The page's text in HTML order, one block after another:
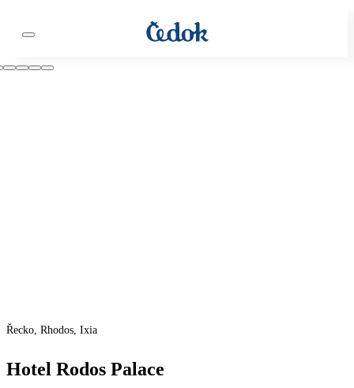
Řecko, Rhodos, Ixia
Hotel Rodos Palace